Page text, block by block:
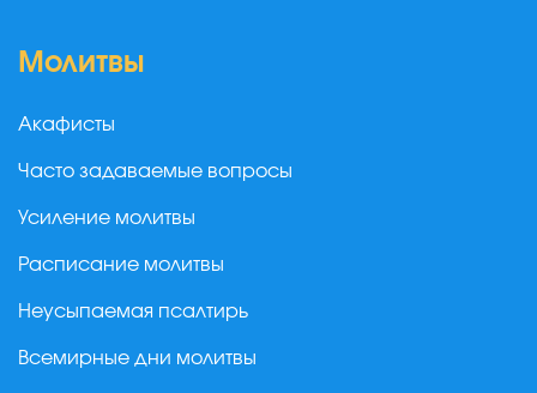
Молитвы
Акафисты
Часто задаваемые вопросы
Усиление молитвы
Расписание молитвы
Неусыпаемая псалтирь
Всемирные дни молитвы